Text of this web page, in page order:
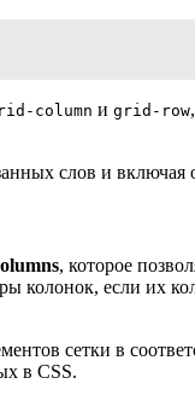
column и grid-row
слов и
, которое
колонок, если их
сетки в
в CSS.